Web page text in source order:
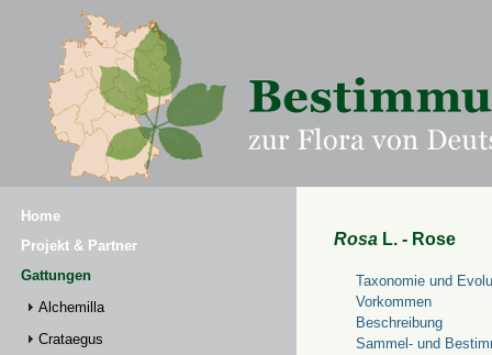
Home
Projekt & Partner
Gattungen
Alchemilla
Crataegus
Rosa L. - Rose
Taxonomie und
Vorkommen
Beschreibung
Sammel- und